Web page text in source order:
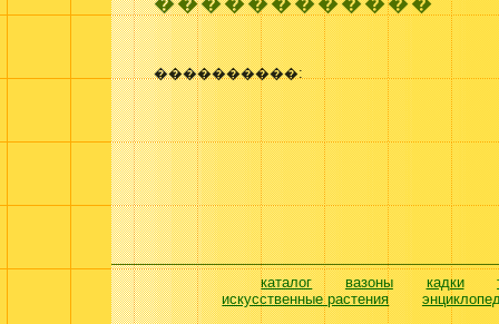
����������:
каталог вазоны кадки
искусственные растения